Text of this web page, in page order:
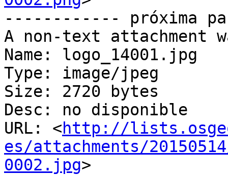
------------ próxima
A non-text attachment
Name: logo_14001.jpg
Type: image/jpeg
Size: 2720 bytes
Desc: no disponible
URL: <http://
es/attachments/
0002.jpg